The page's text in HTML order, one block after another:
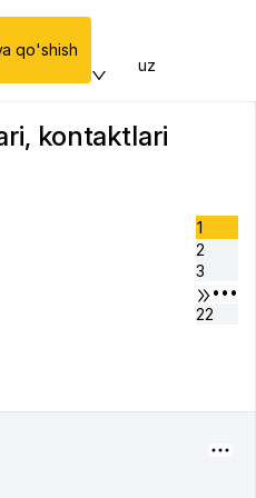
qo'shish
uz
kontaktlari
1
2
3
•••
22